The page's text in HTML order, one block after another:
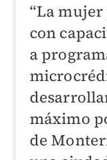
“La
con
a
máximo
de